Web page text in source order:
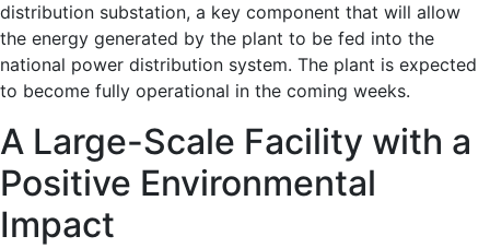
distribution substation, a key component that will allow
the energy generated by the plant to be fed into the
national power distribution system. The plant is expected
to become fully operational in the coming weeks.
A Large-Scale Facility with a
Positive Environmental
Impact